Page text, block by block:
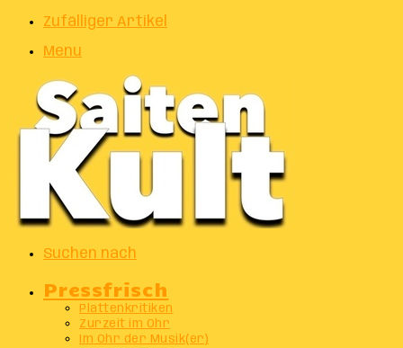
Zufälliger Artikel
Menu
Suchen nach
Pressfrisch
Plattenkritiken
Zurzeit im Ohr
Im Ohr der Musik(er)